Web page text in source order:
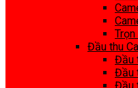
Đầu thu
Đầu
Đầu